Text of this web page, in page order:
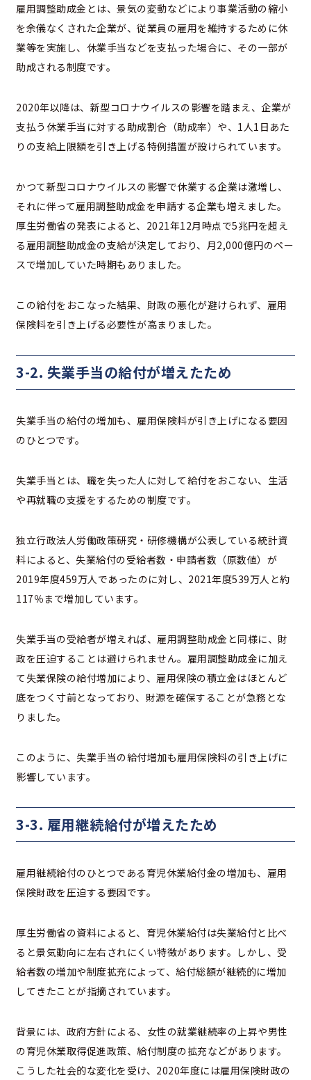
雇用調整助成金とは、景気の変動などにより事業活動の縮小
を余儀なくされた企業が、従業員の雇用を維持するために休
業等を実施し、休業手当などを支払った場合に、その一部が
助成される制度です。
2020年以降は、新型コロナウイルスの影響を踏まえ、企業が
支払う休業手当に対する助成割合（助成率）や、1人1日あた
りの支給上限額を引き上げる特例措置が設けられています。
かつて新型コロナウイルスの影響で休業する企業は激増し、
それに伴って雇用調整助成金を申請する企業も増えました。
厚生労働省の発表によると、2021年12月時点で5兆円を超え
る雇用調整助成金の支給が決定しており、月2,000億円のペー
スで増加していた時期もありました。
この給付をおこなった結果、財政の悪化が避けられず、雇用
保険料を引き上げる必要性が高まりました。
3-2. 失業手当の給付が増えたため
失業手当の給付の増加も、雇用保険料が引き上げになる要因
のひとつです。
失業手当とは、職を失った人に対して給付をおこない、生活
や再就職の支援をするための制度です。
独立行政法人労働政策研究・研修機構が公表している統計資
料によると、失業給付の受給者数・申請者数（原数値）が
2019年度459万人であったのに対し、2021年度539万人と約
117％まで増加しています。
失業手当の受給者が増えれば、雇用調整助成金と同様に、財
政を圧迫することは避けられません。雇用調整助成金に加え
て失業保険の給付増加により、雇用保険の積立金はほとんど
底をつく寸前となっており、財源を確保することが急務とな
りました。
このように、失業手当の給付増加も雇用保険料の引き上げに
影響しています。
3-3. 雇用継続給付が増えたため
雇用継続給付のひとつである育児休業給付金の増加も、雇用
保険財政を圧迫する要因です。
厚生労働省の資料によると、育児休業給付は失業給付と比べ
ると景気動向に左右されにくい特徴があります。しかし、受
給者数の増加や制度拡充によって、給付総額が継続的に増加
してきたことが指摘されています。
背景には、政府方針による、女性の就業継続率の上昇や男性
の育児休業取得促進政策、給付制度の拡充などがあります。
こうした社会的な変化を受け、2020年度には雇用保険財政の